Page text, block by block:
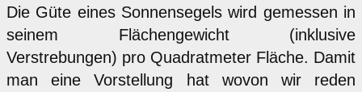
Die Güte eines Sonnensegels wird gemessen in
seinem Flächengewicht (inklusive
Verstrebungen) pro Quadratmeter Fläche. Damit
man eine Vorstellung hat wovon wir reden